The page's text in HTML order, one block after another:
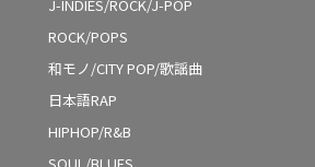
J-INDIES/ROCK/J-POP
ROCK/POPS
和モノ/CITY POP/歌謡曲
日本語RAP
HIPHOP/R&B